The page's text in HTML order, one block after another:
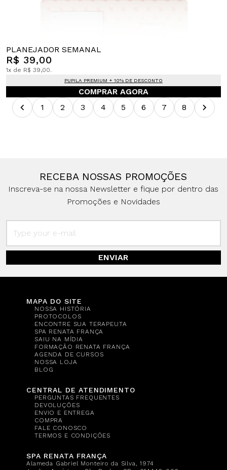
PLANEJADOR SEMANAL
R$ 39,00
1x de R$ 39,00.
PUPILA PREMIUM + 10% DE DESCONTO
COMPRAR AGORA
1
2 3 4 5 6 7 8
RECEBA NOSSAS PROMOÇÕES
Inscreva-se na nossa Newsletter e fique por dentro das
Promoções e Novidades
ENVIAR
MAPA DO SITE
NOSSA HISTÓRIA
PROTOCOLOS
ENCONTRE SUA TERAPEUTA
SPA RENATA FRANÇA
SAIU NA MÍDIA
FORMAÇÃO RENATA FRANÇA
AGENDA DE CURSOS
NOSSA LOJA
BLOG
CENTRAL DE ATENDIMENTO
PERGUNTAS FREQUENTES
DEVOLUÇÕES
ENVIO E ENTREGA
COMPRA
FALE CONOSCO
TERMOS E CONDIÇÕES
SPA RENATA FRANÇA
Alameda Gabriel Monteiro da Silva, 1974